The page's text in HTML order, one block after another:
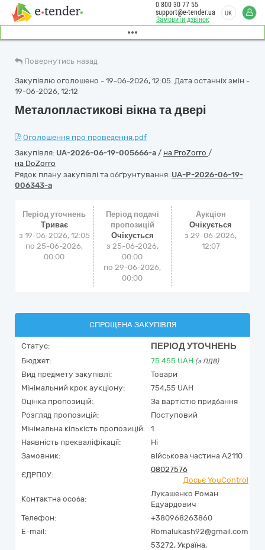
Замовити дзвінок
0 800 30 77 55
support@e-tender.ua
UK
Повернутись назад
Закупівлю оголошено - 19-06-2026, 12:05. Дата останніх змін -
19-06-2026, 12:12
Металопластикові вікна та двері
Оголошення про проведення.pdf
Закупівля: UA-2026-06-19-005666-a / на ProZorro /
на DoZorro
Рядок плану закупівлі та обґрунтування: UA-P-2026-06-19-
006343-a
Період уточнень
Триває
з 19-06-2026, 12:05
по 25-06-2026,
00:00
Період подачі
пропозицій
Очікується
з 25-06-2026,
00:00
по 29-06-2026,
00:00
Аукціон
Очікується
з29-06-2026,
12:07
СПРОЩЕНА ЗАКУПІВЛЯ
Статус: ПЕРІОД УТОЧНЕНЬ
Бюджет: 75 455 UAH (з ПДВ)
Вид предмету закупівлі:
Товари
Мінімальний крок аукціону:
754,55 UAH
Оцінка пропозицій:
За вартістю придбання
Розгляд пропозицій:
Поступовий
Мінімальна кількість пропозицій:
1
Наявність прекваліфікації:
Ні
Замовник:
військова частина А2110
ЄДРПОУ:
08027576
Досьє YouControl
Контактна особа:
Лукашенко Роман
Едуардович
Телефон:
+380968263860
E-mail:
Romalukash92@gmail.com
53272, Україна,